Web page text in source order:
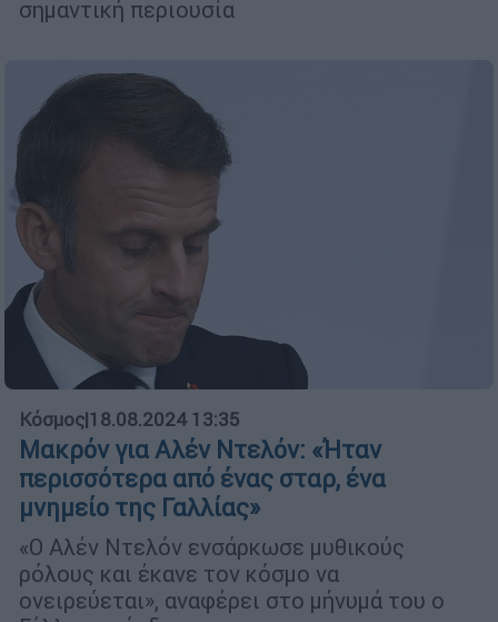
σημαντική περιουσία
Κόσμος|18.08.2024 13:35
Μακρόν για Αλέν Ντελόν: «Ήταν
περισσότερα από ένας σταρ, ένα
μνημείο της Γαλλίας»
«Ο Αλέν Ντελόν ενσάρκωσε μυθικούς
ρόλους και έκανε τον κόσμο να
ονειρεύεται», αναφέρει στο μήνυμά του ο